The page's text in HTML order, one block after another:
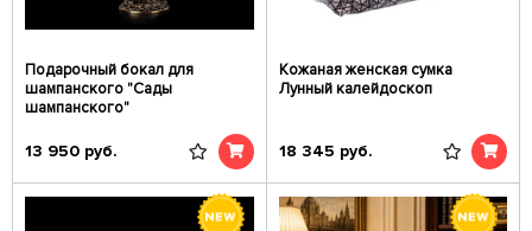
Подарочный бокал для
шампанского "Сады
шампанского"
13 950 руб.
Кожаная женская сумка
Лунный калейдоскоп
18 345 руб.